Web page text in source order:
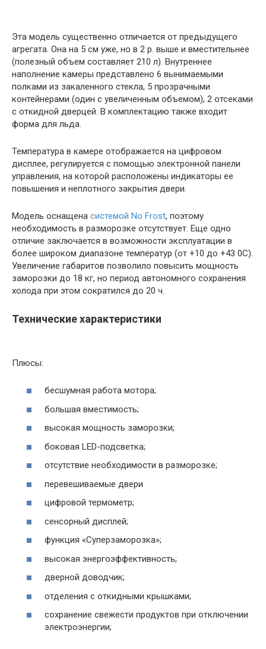
Эта модель существенно отличается от предыдущего
агрегата. Она на 5 см уже, но в 2 р. выше и вместительнее
(полезный объем составляет 210 л). Внутреннее
наполнение камеры представлено 6 вынимаемыми
полками из закаленного стекла, 5 прозрачными
контейнерами (один с увеличенным объемом), 2 отсеками
с откидной дверцей. В комплектацию также входит
форма для льда.
Температура в камере отображается на цифровом
дисплее, регулируется с помощью электронной панели
управления, на которой расположены индикаторы ее
повышения и неплотного закрытия двери.
Модель оснащена системой No Frost, поэтому
необходимость в разморозке отсутствует. Еще одно
отличие заключается в возможности эксплуатации в
более широком диапазоне температур (от +10 до +43 0С).
Увеличение габаритов позволило повысить мощность
заморозки до 18 кг, но период автономного сохранения
холода при этом сократился до 20 ч.
Технические характеристики
Плюсы:
бесшумная работа мотора;
большая вместимость;
высокая мощность заморозки;
боковая LED-подсветка;
отсутствие необходимости в разморозке;
перевешиваемые двери
цифровой термометр;
сенсорный дисплей;
функция «Суперзаморозка»;
высокая энергоэффективность;
дверной доводчик;
отделения с откидными крышками;
сохранение свежести продуктов при отключении
электроэнергии;